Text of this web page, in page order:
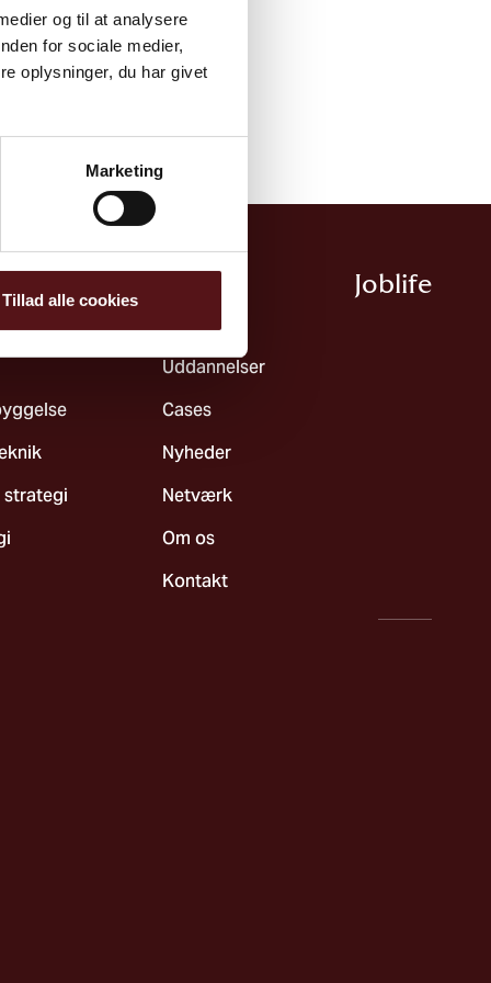
og til at analysere
for sociale medier,
oplysninger, du har givet
Marketing
Tillad alle cookies
strategi
Joblife​
Ydelser
Uddannelser
Cases
Nyheder
Netværk
Om os
Kontakt